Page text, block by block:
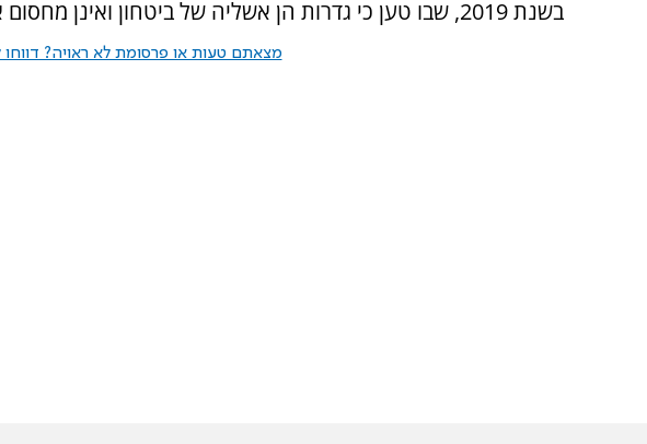
בשנת 2019, שבו טען כי גדרות הן אשליה של ביטחון ואינן מחסום אמיתי בפני האויב.
מצאתם טעות או פרסומת לא ראויה? דווחו